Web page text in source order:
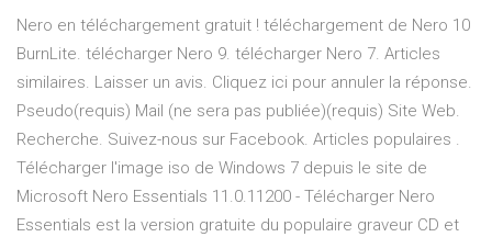
Nero en téléchargement gratuit ! téléchargement de Nero 10
BurnLite. télécharger Nero 9. télécharger Nero 7. Articles
similaires. Laisser un avis. Cliquez ici pour annuler la réponse.
Pseudo(requis) Mail (ne sera pas publiée)(requis) Site Web.
Recherche. Suivez-nous sur Facebook. Articles populaires .
Télécharger l'image iso de Windows 7 depuis le site de
Microsoft Nero Essentials 11.0.11200 - Télécharger Nero
Essentials est la version gratuite du populaire graveur CD et